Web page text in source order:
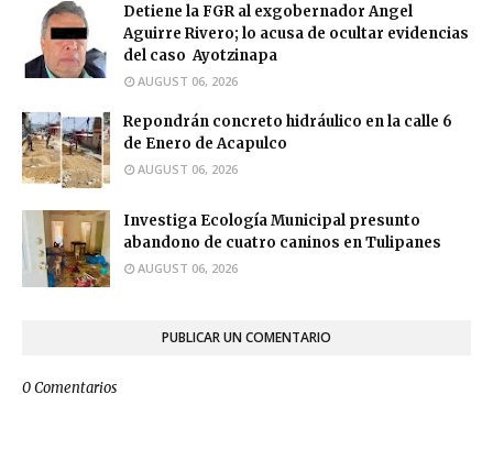
Detiene la FGR al exgobernador Angel
Aguirre Rivero; lo acusa de ocultar evidencias
del caso Ayotzinapa
AUGUST 06, 2026
Repondrán concreto hidráulico en la calle 6
de Enero de Acapulco
AUGUST 06, 2026
Investiga Ecología Municipal presunto
abandono de cuatro caninos en Tulipanes
AUGUST 06, 2026
PUBLICAR UN COMENTARIO
0 Comentarios